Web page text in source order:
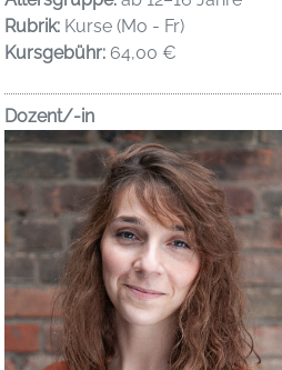
Rubrik:Kurse (Mo - Fr)
Kursgebühr:64,00 €
Dozent/-in